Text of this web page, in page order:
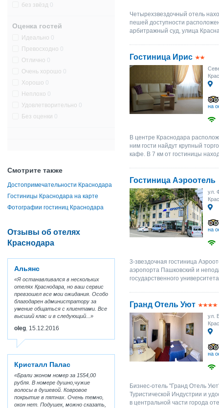
без звёзд 0
Оценка гостей
Идеально 0
Превосходно 0
Отлично 0
Очень хорошо 0
Хорошо 0
Неплохо 0
Удовлетворительно 0
Без оценки 0
Смотрите также
Достопримечательности Краснодара
Гостиницы Краснодара на карте
Фотографии гостиниц Краснодара
Отзывы об отелях
Краснодара
Альянс
Я останавливался в нескольких
отелях Краснодара, но ваш сервис
превзошел все мои ожидания. Особо
благодарен администратору за
умение общаться с клиентами. Все
высший клас и в следующий...
oleg 15.12.2016
Кристалл Палас
Брали эконом номер за 1554,00
рубля. В номере душно,чужие
волосы в душевой. Ковровое
покрытие в пятнах. Очень темно,
окон нет. Подушек, можно сказать,
Четырехзвездочный отель
пешей доступности
арбитражный суд, улица
Гостиница Ирис
на
В центре Краснодара
ним гости найдут крупный
кафе. В 7 км от гостиницы
Гостиница Аэроотель
ул.
на
3-звездочная гостиница
аэропорта Пашковский и
государственного
Гранд Отель Уют
ул.
на
Бизнес-отель "Гранд Отель
Туристической Индустрии и
в центральной части города